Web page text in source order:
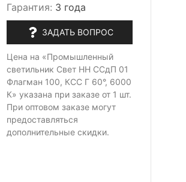
Гарантия: 3 года
ЗАДАТЬ ВОПРОС
Цена на «Промышленный
светильник Свет НН ССдП 01
Флагман 100, КСС Г 60°, 6000
К» указана при заказе от 1 шт.
При оптовом заказе могут
предоставляться
дополнительные скидки.